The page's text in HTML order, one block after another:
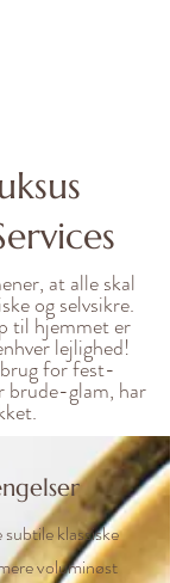
at alle skal
og selvsikre.
til hjemmet er
lejlighed!
for fest-
brude-glam, har
klassiske
voluminøst